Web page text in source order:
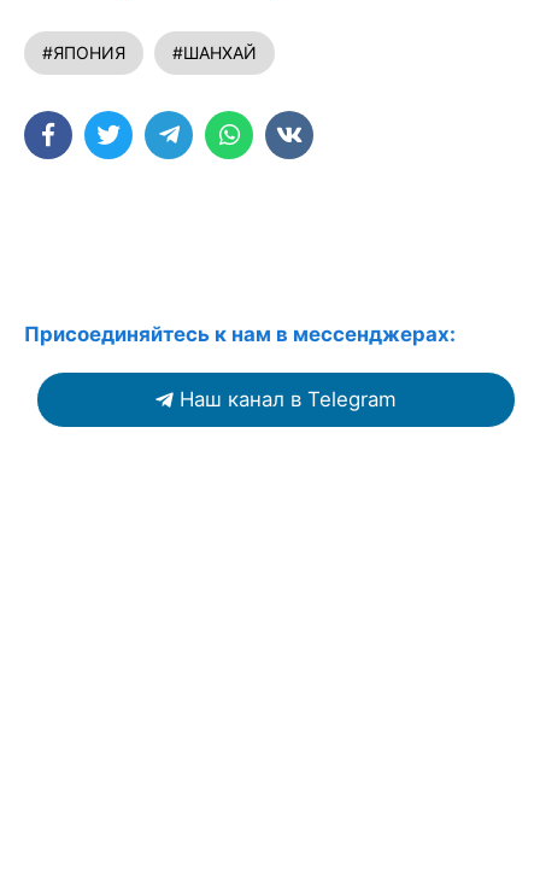
#ЯПОНИЯ #ШАНХАЙ
Присоединяйтесь к нам в мессенджерах:
Наш канал в Telegram